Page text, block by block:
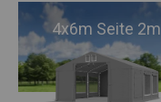
4x6m Seite 2m